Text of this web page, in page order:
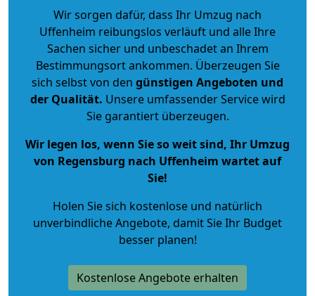
Wir sorgen dafür, dass Ihr Umzug nach
Uffenheim reibungslos verläuft und alle Ihre
Sachen sicher und unbeschadet an Ihrem
Bestimmungsort ankommen. Überzeugen Sie
sich selbst von den günstigen Angeboten und
der Qualität. Unsere umfassender Service wird
Sie garantiert überzeugen.
Wir legen los, wenn Sie so weit sind, Ihr Umzug
von Regensburg nach Uffenheim wartet auf
Sie!
Holen Sie sich kostenlose und natürlich
unverbindliche Angebote, damit Sie Ihr Budget
besser planen!
Kostenlose Angebote erhalten